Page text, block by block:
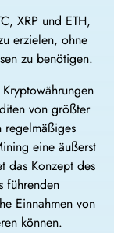
XRP und ETH,
erzielen, ohne
zu benötigen.
von größter
regelmäßiges
eine äußerst
das Konzept des
führenden
Einnahmen von
können.